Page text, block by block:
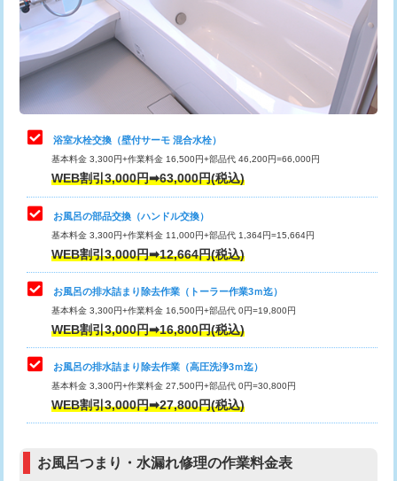
桝清掃 8,800円
止水・漏水調査・防水処理・清掃・修
理・調整・分解・加工など（軽作業）
止水・漏水調査・防水処理・清掃・修
理・調整・分解・加工など（中作業）
22,000円
止水・漏水調査・防水処理・清掃・修
理・調整・分解・加工など（重作業）
33,000円
トイレタンク脱着
トイレ便器脱着
タンクレストイレ脱着 33,000円
小便器トイレ脱着
その他部品の脱着 8,800円～
交換・取付（タンク）
交換・取付（普通便座） 11,000円+材料費
浴室水栓交換（壁付サーモ 混合水栓）
基本料金 3,300円+作業料金 16,500円+部品代 46,200円=66,000円
WEB割引3,000円➡63,000円(税込)
お風呂の部品交換（ハンドル交換）
基本料金 3,300円+作業料金 11,000円+部品代 1,364円=15,664円
WEB割引3,000円➡12,664円(税込)
お風呂の排水詰まり除去作業（トーラー作業3ｍ迄）
基本料金 3,300円+作業料金 16,500円+部品代 0円=19,800円
WEB割引3,000円➡16,800円(税込)
お風呂の排水詰まり除去作業（高圧洗浄3ｍ迄）
基本料金 3,300円+作業料金 27,500円+部品代 0円=30,800円
WEB割引3,000円➡27,800円(税込)
お風呂つまり・水漏れ修理の作業料金表